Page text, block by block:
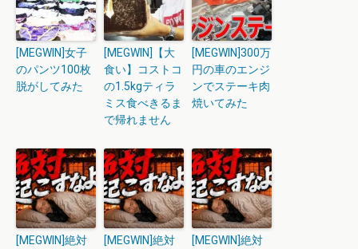
[MEGWIN]女子
のパンツ100枚
脱がしてみた
[MEGWIN]【大
食い】コストコ
の1.5kgティラ
ミス食べきるま
で帰れません
[MEGWIN]300万
円の車のエンジ
ンでステーキ肉
焼いてみた
[MEGWIN]絶対
[MEGWIN]絶対
[MEGWIN]絶対